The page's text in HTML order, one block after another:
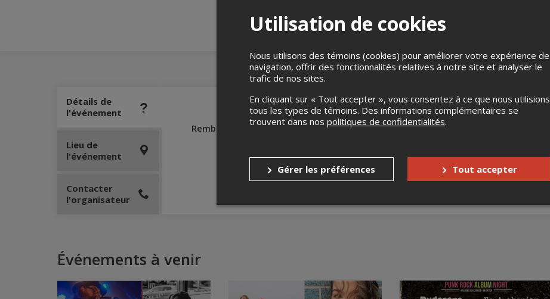
Détails de
l'événement
Remboursements
Aucun remboursement
Lieu de
l'événement
Contacter
l'organisateur
Événements à venir
Utilisation de cookies
Nous utilisons des témoins (cookies) pour améliorer votre expérience de
navigation, offrir des fonctionnalités relatives à notre site et analyser le
trafic de nos sites.
En cliquant sur « Tout accepter », vous consentez à ce que nous utilisions
tous les types de témoins. Des informations complémentaires se
trouvent dans nos politiques de confidentialités.
Gérer les préférences Tout accepter